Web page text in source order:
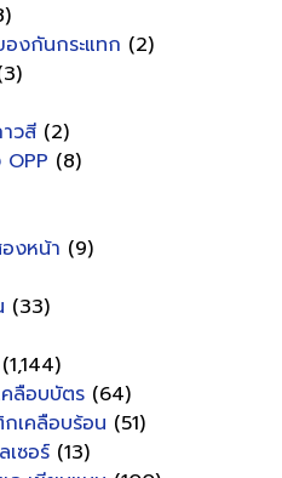
งกันกระแทก (2)
วสี (2)
(8)
งหน้า (9)
(33)
(1,144)
ลือบบัตร (64)
เคลือบร้อน (51)
เซอร์ (13)